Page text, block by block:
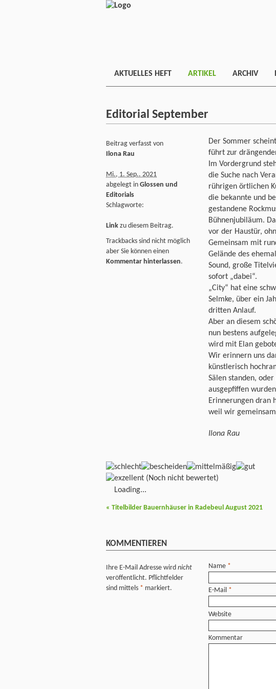
AKTUELLES HEFT ARTIKEL ARCHIV
Editorial September
Der Sommer
führt zur
Im Vordergrund
die Suche nach
rührigen örtlichen
die bekannte und
gestandene
Bühnenjubiläum.
vor der Haustür,
Gemeinsam mit
Gelände des
Sound, große
sofort „dabei“.
„City“ hat eine
Selmke, über ein
dritten Anlauf.
Aber an diesem
nun bestens
wird mit Elan
Wir erinnern uns
künstlerisch
Sälen standen,
ausgepfiffen
Erinnerungen dran
weil wir
Ilona Rau
Beitrag verfasst von
Ilona Rau
Mi., 1. Sep.. 2021
abgelegt in Glossen und
Editorials
Schlagworte:
Link zu diesem Beitrag.
Trackbacks sind nicht möglich
aber Sie können einen
Kommentar hinterlassen.
(Noch nicht bewertet)
Loading...
« Titelbilder Bauernhäuser in Radebeul August 2021
KOMMENTIEREN
Ihre E-Mail Adresse wird nicht
veröffentlicht. Pflichtfelder
sind mittels * markiert.
Name *
E-Mail *
Website
Kommentar